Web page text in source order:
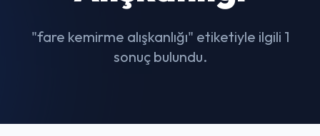
"fare kemirme alışkanlığı" etiketiyle ilgili 1
sonuç bulundu.